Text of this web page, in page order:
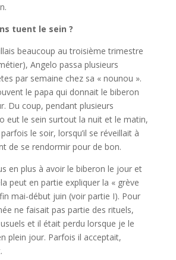
tuent le sein ?
beaucoup au troisième trimestre
Angelo passa plusieurs
par semaine chez sa « nounou ».
le papa qui donnait le biberon
Du coup, pendant plusieurs
eut le sein surtout la nuit et le matin,
le soir, lorsqu’il se réveillait à
de se rendormir pour de bon.
en plus à avoir le biberon le jour et
peut en partie expliquer la « grève
mai-début juin (voir partie I). Pour
ne faisait pas partie des rituels,
et il était perdu lorsque je le
plein jour. Parfois il acceptait,